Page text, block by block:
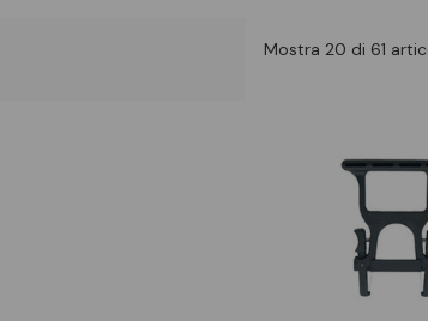
Mostra 20 di 61